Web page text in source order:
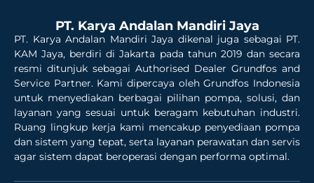
PT. Karya Andalan Mandiri Jaya
PT. Karya Andalan Mandiri Jaya dikenal juga sebagai PT.
KAM Jaya, berdiri di Jakarta pada tahun 2019 dan secara
resmi ditunjuk sebagai Authorised Dealer Grundfos and
Service Partner. Kami dipercaya oleh Grundfos Indonesia
untuk menyediakan berbagai pilihan pompa, solusi, dan
layanan yang sesuai untuk beragam kebutuhan industri.
Ruang lingkup kerja kami mencakup penyediaan pompa
dan sistem yang tepat, serta layanan perawatan dan servis
agar sistem dapat beroperasi dengan performa optimal.